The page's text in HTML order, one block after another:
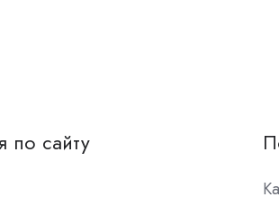
по сайту